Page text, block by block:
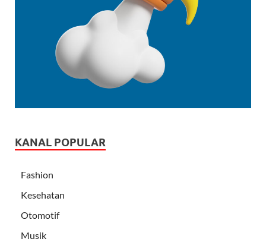
KANAL POPULAR
Fashion
Kesehatan
Otomotif
Musik